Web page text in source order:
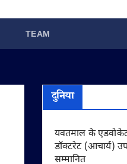
TEAM
दुनिया
यवतमाल के एडवोकेट
डॉक्टरेट (आचार्य)
सम्मानित